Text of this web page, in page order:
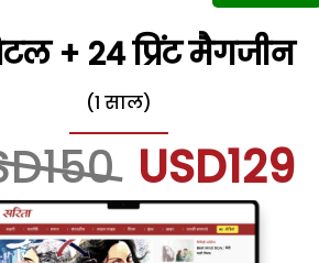
+ 24 प्रिंट मैगजीन
(1 साल)
USD129